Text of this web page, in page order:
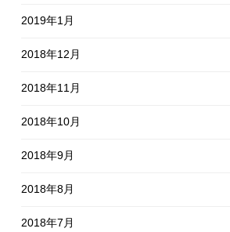
2019年1月
2018年12月
2018年11月
2018年10月
2018年9月
2018年8月
2018年7月